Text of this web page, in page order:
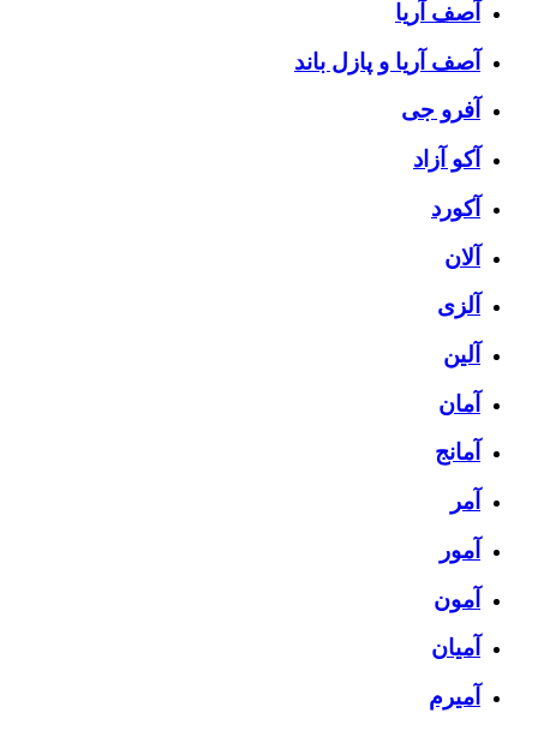
آصف آریا
آصف آریا و پازل باند
آفرو جی
آکو آزاد
آکورد
آلان
آلزی
آلین
آمان
آمانج
آمر
آمور
آمون
آمیان
آمیرم